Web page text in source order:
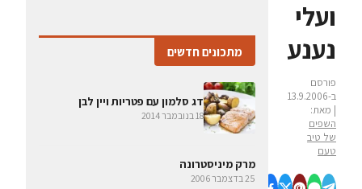
ועלי
נענע
פורסם
ב-13.9.2006
| מאת:
השפים
של טיב
טעם
מתכונים חדשים
דג סלמון עם פטריות ויין לבן
18 בנובמבר 2014
מרק מיניסטרונה
25 בדצמבר 2006